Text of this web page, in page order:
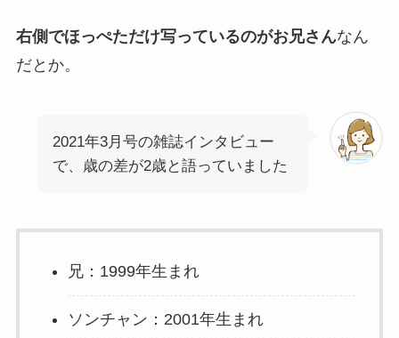
右側でほっぺただけ写っているのがお兄さんなん
だとか。
2021年3月号の雑誌インタビュー
で、歳の差が2歳と語っていました
兄：1999年生まれ
ソンチャン：2001年生まれ